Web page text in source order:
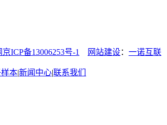
ICP备13006253号-1 网站建设： 一诺互联
本|新闻中心|联系我们